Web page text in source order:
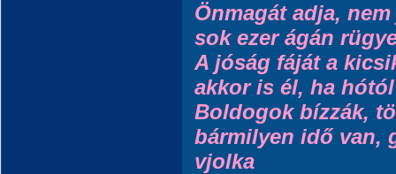
Önmagát adja,
sok ezer ágán
A jóság fáját a
akkor is él, ha
Boldogok bízzák,
bármilyen idő van,
vjolka